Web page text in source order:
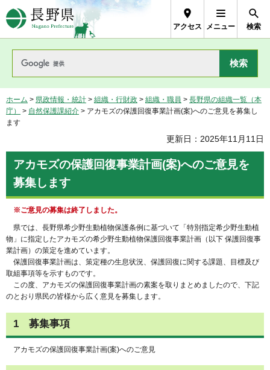
長野県Nagano Prefecture
アクセス メニュー 検索
ホーム > 県政情報・統計 > 組織・行財政 > 組織・職員 > 長野県の組織一覧（本
庁）
> 自然保護課紹介 > アカモズの保護回復事業計画(案)へのご意見を募集し
ます
更新日：2025年11月11日
アカモズの保護回復事業計画(案)へのご意見を
募集します
※ご意見の募集は終了しました。
県では、長野県希少野生動植物保護条例に基づいて「特別指定希少野生動植
物」に指定したアカモズの希少野生動植物保護回復事業計画（以下 保護回復事
業計画）の策定を進めています。
保護回復事業計画は、策定種の生息状況、保護回復に関する課題、目標及び
取組事項等を示すものです。
この度、アカモズの保護回復事業計画の素案を取りまとめましたので、下記
のとおり県民の皆様から広く意見を募集します。
1 募集事項
アカモズの保護回復事業計画(案)へのご意見